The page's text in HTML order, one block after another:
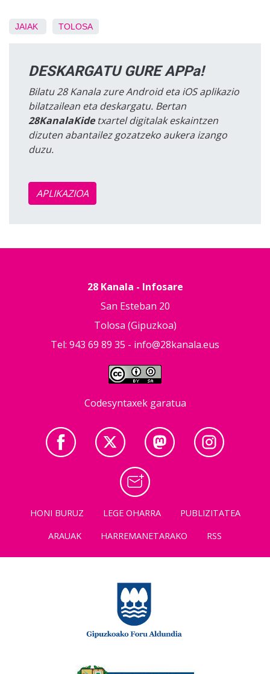
JAIAK TOLOSA
DESKARGATU GURE APPa!
Bilatu 28 Kanala zure Android eta iOS aplikazio
bilatzailean eta deskargatu. Bertan
28KanalaKidetxartel digitalak eskaintzen
dizuten abantailez gozatzeko aukera izango
duzu.
APLIKAZIOA
28 Kanala - Infosare
San Esteban 20
Tolosa (Gipuzkoa)
Tel: 943 69 89 35 - info@28kanala.eus
Codesyntaxek garatua
HONI BURUZ LEGE OHARRA
PUBLIZITATEA
ARAUAK
HARREMANETARAKO RSS